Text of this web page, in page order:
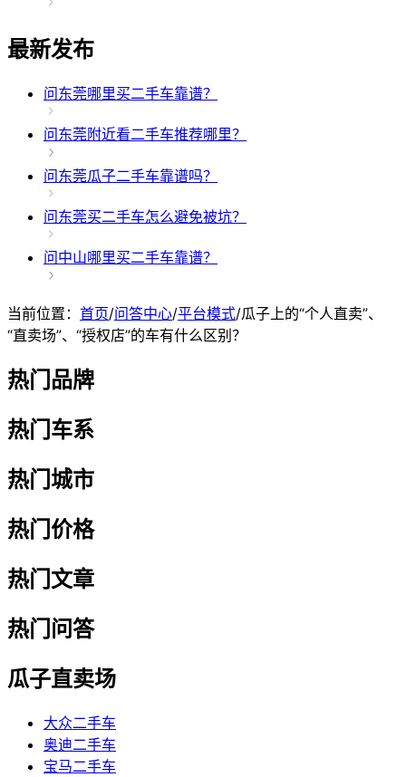
最新发布
问东莞哪里买二手车靠谱？
问东莞附近看二手车推荐哪里？
问东莞瓜子二手车靠谱吗？
问东莞买二手车怎么避免被坑？
问中山哪里买二手车靠谱？
当前位置： 首页/问答中心/平台模式/瓜子上的“个人直卖”、
“直卖场”、“授权店”的车有什么区别？
热门品牌
热门车系
热门城市
热门价格
热门文章
热门问答
瓜子直卖场
大众二手车
奥迪二手车
宝马二手车